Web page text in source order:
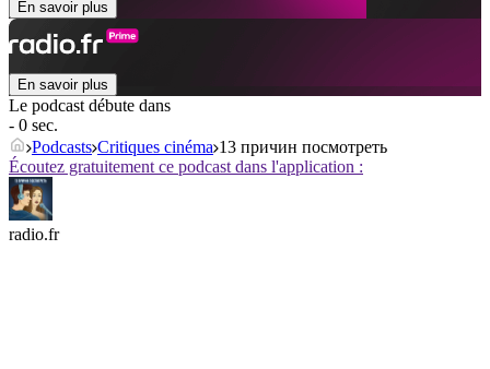
En savoir plus
En savoir plus
Le podcast débute dans
- 0 sec.
Podcasts Critiques cinéma 13 причин посмотреть
Écoutez gratuitement ce podcast dans l'application :
radio.fr